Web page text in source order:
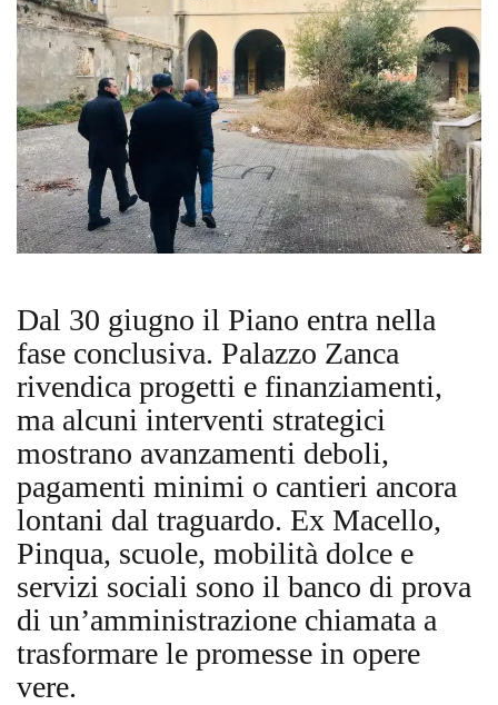
Dal 30 giugno il Piano entra nella
fase conclusiva. Palazzo Zanca
rivendica progetti e finanziamenti,
ma alcuni interventi strategici
mostrano avanzamenti deboli,
pagamenti minimi o cantieri ancora
lontani dal traguardo. Ex Macello,
Pinqua, scuole, mobilità dolce e
servizi sociali sono il banco di prova
di un’amministrazione chiamata a
trasformare le promesse in opere
vere.